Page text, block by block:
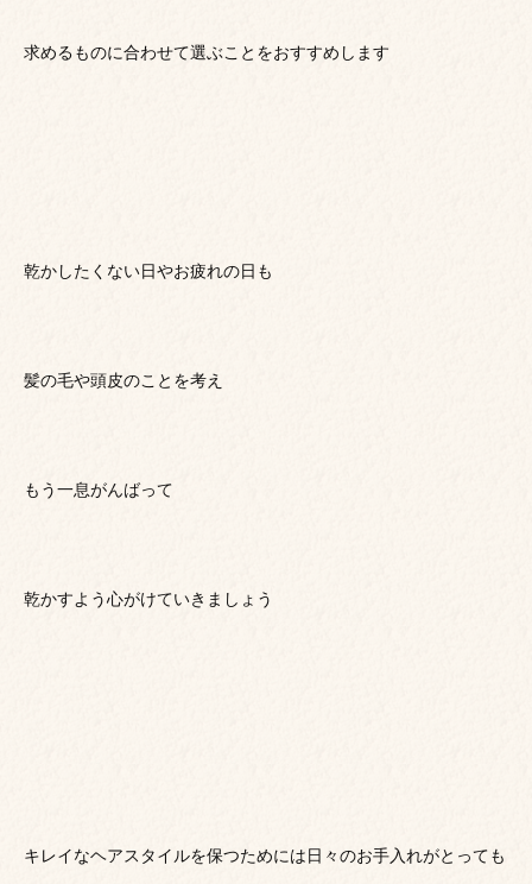
求めるものに合わせて選ぶことをおすすめします
乾かしたくない日やお疲れの日も
髪の毛や頭皮のことを考え
もう一息がんばって
乾かすよう心がけていきましょう
キレイなヘアスタイルを保つためには日々のお手入れがとっても